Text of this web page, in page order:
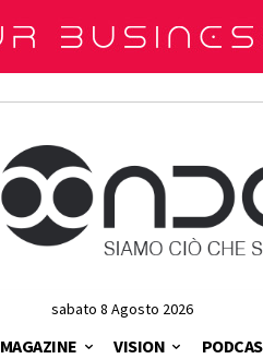
sabato 8 Agosto 2026
MAGAZINE VISION